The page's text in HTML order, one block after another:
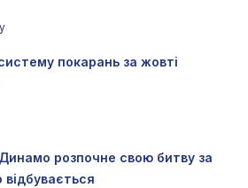
покарань за жовті
Динамо розпочне свою битву за